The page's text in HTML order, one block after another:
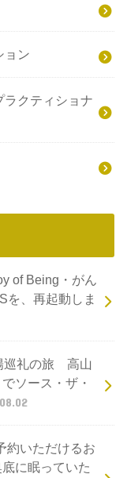
ョン
ラクティショナ
of Being・がん
を、再起動しま
礼の旅 高山
ソース・ザ・
約いただけるお
に眠っていた